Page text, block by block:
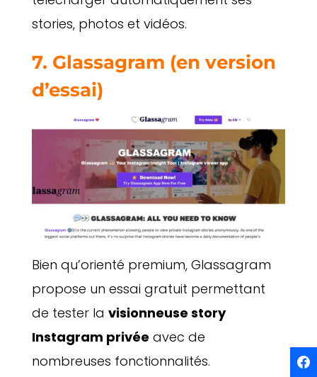
stories, photos et vidéos.
7. Glassagram (en version
d’essai)
Bien qu’orienté premium, Glassagram
propose un essai gratuit permettant
de tester la visionneuse story
Instagram privée avec de
nombreuses fonctionnalités.